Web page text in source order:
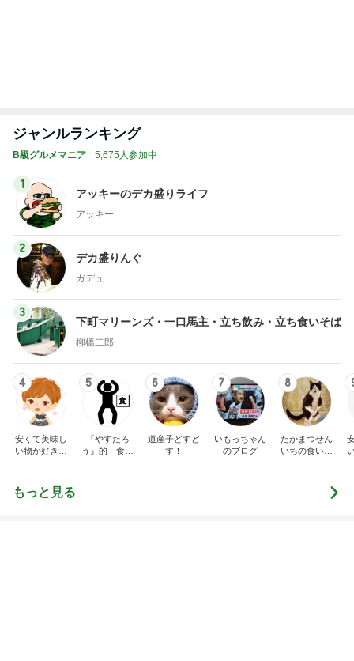
ジャンルランキング
B級グルメマニア 5,675人参加中
1
アッキーのデカ盛りライフ
アッキー
2
デカ盛りんぐ
ガデュ
3
下町マリーンズ・一口馬主・立ち飲み・立ち食いそば
柳橋二郎
4
安くて美味し
い物が好き☆
5
『やすたろ
う』的 食の
6
道産子どすど
す！
7
いもっちゃん
のブログ
8
たかまつせん
いちの食い散
もっと見る